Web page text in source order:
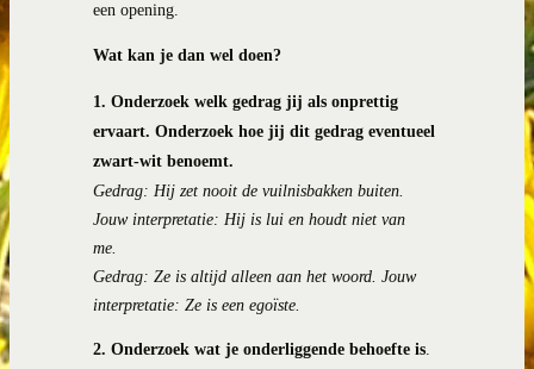
een opening.
Wat kan je dan wel doen?
1. Onderzoek welk gedrag jij als onprettig
ervaart. Onderzoek hoe jij dit gedrag eventueel
zwart-wit benoemt.
Gedrag: Hij zet nooit de vuilnisbakken buiten.
Jouw interpretatie: Hij is lui en houdt niet van
me.
Gedrag: Ze is altijd alleen aan het woord. Jouw
interpretatie: Ze is een egoïste.
2. Onderzoek wat je onderliggende behoefte is.